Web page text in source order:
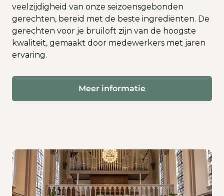
veelzijdigheid van onze seizoensgebonden
gerechten, bereid met de beste ingrediënten. De
gerechten voor je bruiloft zijn van de hoogste
kwaliteit, gemaakt door medewerkers met jaren
ervaring.
Meer informatie